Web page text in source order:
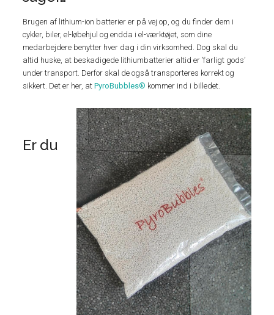
Brugen af lithium-ion batterier er på vej op, og du finder dem i
cykler, biler, el-løbehjul og endda i el-værktøjet, som dine
medarbejdere benytter hver dag i din virksomhed. Dog skal du
altid huske, at beskadigede lithiumbatterier altid er ’farligt gods’
under transport. Derfor skal de også transporteres korrekt og
sikkert. Det er her, atPyroBubbles® kommer ind i billedet.
Er du